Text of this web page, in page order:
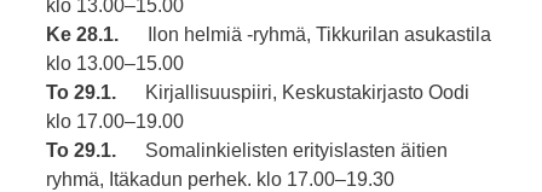
klo 13.00–15.00
Ke 28.1.
Ilon helmiä -ryhmä, Tikkurilan asukastila
klo 13.00–15.00
To 29.1.
Kirjallisuuspiiri, Keskustakirjasto Oodi
klo 17.00–19.00
To 29.1. Somalinkielisten erityislasten äitien
ryhmä, Itäkadun perhek. klo 17.00–19.30